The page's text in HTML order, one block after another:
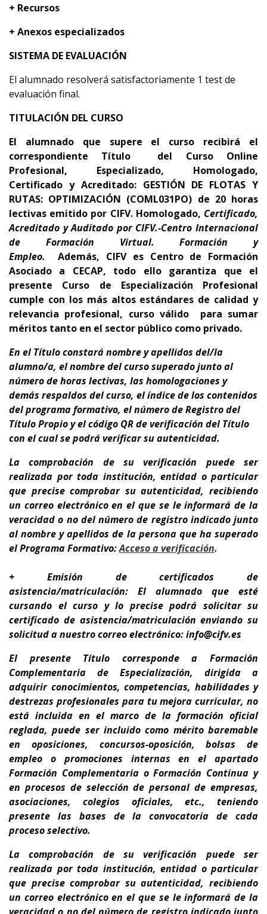
+ Recursos
+ Anexos especializados
SISTEMA DE EVALUACIÓN
El alumnado resolverá satisfactoriamente 1 test de
evaluación final.
TITULACIÓN DEL CURSO
El alumnado que supere el curso recibirá el
correspondiente Título del Curso Online
Profesional, Especializado, Homologado,
Certificado y Acreditado: GESTIÓN DE FLOTAS Y
RUTAS: OPTIMIZACIÓN (COML031PO) de 20horas
lectivas emitido por CIFV.Homologado, Certificado,
Acreditado y Auditado por CIFV.-Centro Internacional
de Formación Virtual. Formación y
Empleo.
Además, CIFV es Centro de Formación
Asociado a CECAP, todo ello garantiza que el
presente Curso de Especialización Profesional
cumple con los más altos estándares de calidad y
relevancia profesional, cursoválido para sumar
méritos tanto en el sector público como privado.
En el Título constará nombre y apellidos del/la
alumno/a, el nombre del curso superado junto al
número de horas lectivas, las homologaciones y
demás respaldos del curso, el índice de los contenidos
del programa formativo, el número de Registro del
Título Propio y el código QR de verificación del Título
con el cual se podrá verificar su autenticidad.
La comprobación de su verificación puede ser
realizada por toda institución, entidad o particular
que precise comprobar su autenticidad, recibiendo
un correo electrónico en el que se le informará de la
veracidad o no del número de registro indicado junto
al nombre y apellidos de la persona que ha superado
el Programa Formativo:Acceso a verificación.
+ Emisión de certificados de
asistencia/matriculación: El alumnado que esté
cursando el curso y lo precise podrá solicitar su
certificado de asistencia/matriculación enviando su
solicitud a nuestro correo electrónico: info@cifv.es
El presente Título corresponde a Formación
Complementaria de Especialización, dirigida a
adquirir conocimientos, competencias, habilidades y
destrezas profesionales para tumejora curricular, no
está incluida en el marco de la formación oficial
reglada,puede ser incluido como mérito baremable
en oposiciones, concursos-oposición, bolsas de
empleo o promociones internas en el apartado
Formación Complementaria o Formación Continua y
en procesos de selección de personal de empresas,
asociaciones, colegios oficiales, etc., teniendo
presente las bases de la convocatoria de cada
proceso selectivo.
La comprobación de su verificación puede ser
realizada por toda institución, entidad o particular
que precise comprobar su autenticidad, recibiendo
un correo electrónico en el que se le informará de la